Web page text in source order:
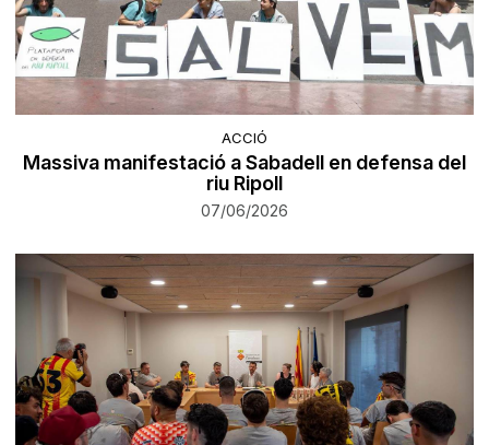
ACCIÓ
Massiva manifestació a Sabadell en defensa del
riu Ripoll
07/06/2026